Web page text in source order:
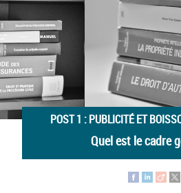
POST 1 : PUBLICITÉ ET
Quel est le cadre